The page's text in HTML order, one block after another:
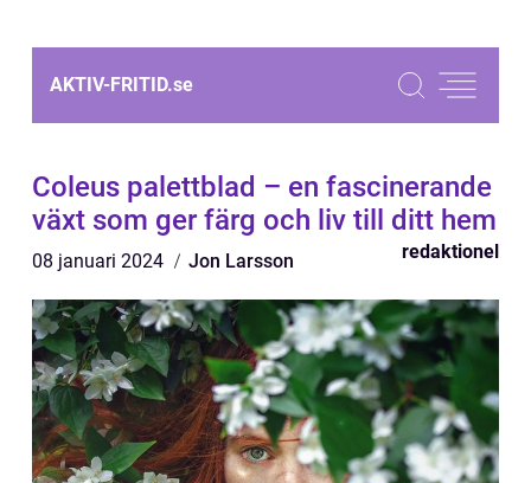
AKTIV-FRITID.se
Coleus palettblad – en fascinerande
växt som ger färg och liv till ditt hem
08 januari 2024 Jon Larsson redaktionel